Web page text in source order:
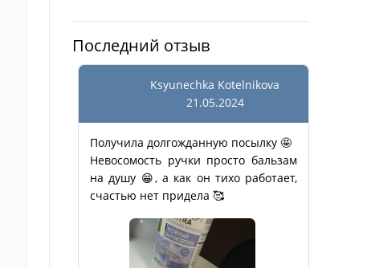
Последний отзыв
Ksyunechka Kotelnikova
21.05.2024
Получила долгожданную посылку 🤩
Невосомость ручки просто бальзам
на душу 😁, а как он тихо работает,
счастью нет придела 🥰